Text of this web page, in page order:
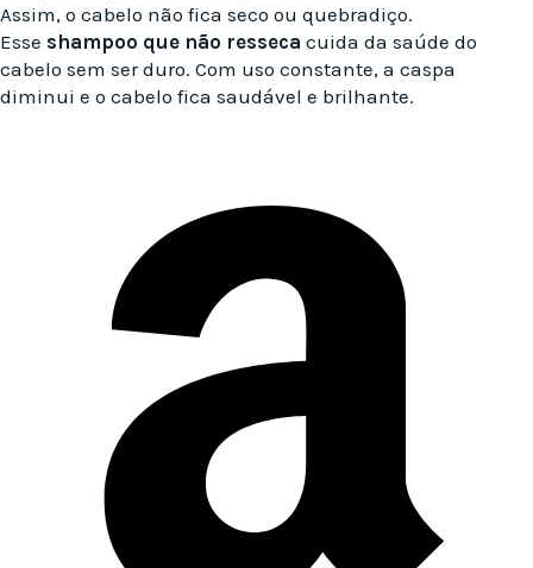
Assim, o cabelo não fica seco ou quebradiço.
Esse shampoo que não resseca cuida da saúde do
cabelo sem ser duro. Com uso constante, a caspa
diminui e o cabelo fica saudável e brilhante.